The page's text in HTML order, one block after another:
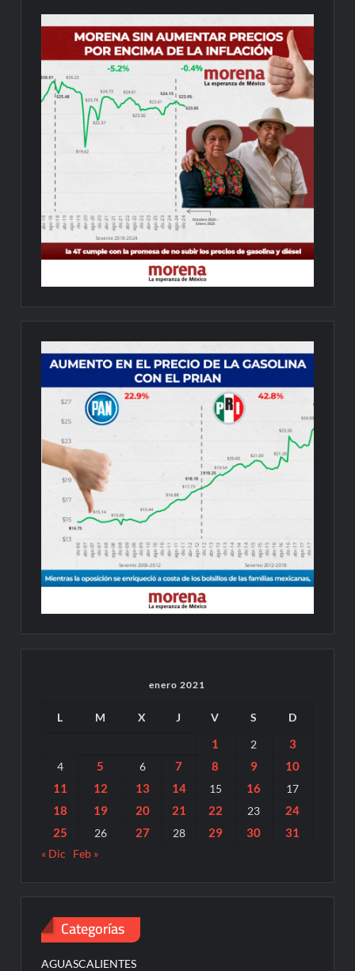
enero 2021
L M X J V S D
1 2 3
4 5 6 7 8 9
10
11
12 13 14 15 16 17
18 19 20 21 22 23
24
25
26 27 28 29 30 31
« Dic Feb »
Categorías
AGUASCALIENTES